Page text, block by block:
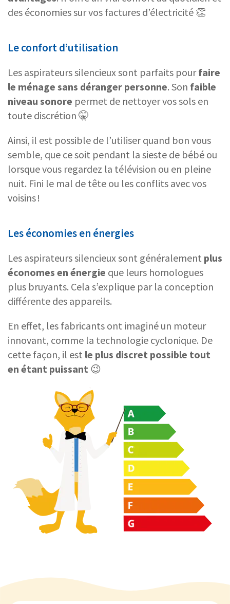
des économies sur vos factures d’électricité 👏
Le confort d’utilisation
Les aspirateurs silencieux sont parfaits pourfaire
le ménage sans déranger personne. Son faible
niveau sonore permet de nettoyer vos sols en
toute discrétion 🤫
Ainsi, il est possible de l’utiliser quand bon vous
semble, que ce soit pendant la sieste de bébé ou
lorsque vous regardez la télévision ou en pleine
nuit. Fini le mal de tête ou les conflits avec vos
voisins !
Les économies en énergies
Les aspirateurs silencieux sont généralement plus
économes en énergie que leurs homologues
plus bruyants. Cela s’explique par la conception
différente des appareils.
En effet, les fabricants ont imaginé un moteur
innovant, comme la technologie cyclonique. De
cette façon, il est le plus discret possible tout
en étant puissant 😉